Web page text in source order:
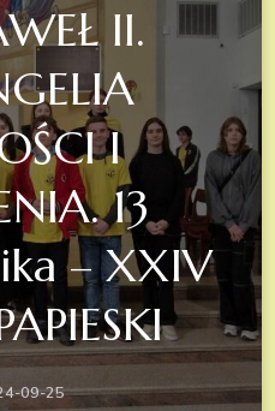
II.
I
13
– XXIV
09-25